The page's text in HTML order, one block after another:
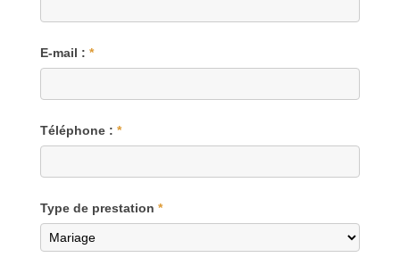
E-mail : *
Téléphone : *
Type de prestation *